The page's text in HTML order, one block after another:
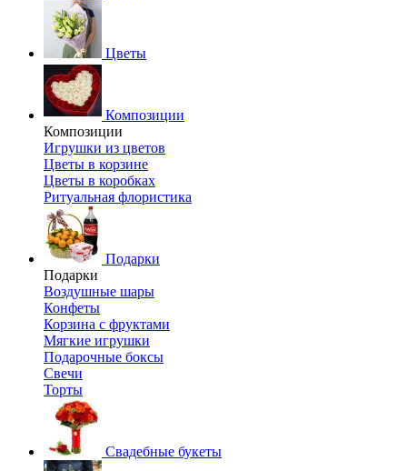
Цветы
Композиции
Композиции
Игрушки из цветов
Цветы в корзине
Цветы в коробках
Ритуальная флористика
Подарки
Подарки
Воздушные шары
Конфеты
Корзина с фруктами
Мягкие игрушки
Подарочные боксы
Свечи
Торты
Свадебные букеты